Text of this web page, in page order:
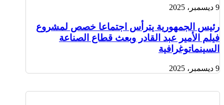
9 ديسمبر، 2025
رئيس الجمهورية يترأس اجتماعا خصص لمشروع
فيلم الأمير عبد القادر وبعث قطاع الصناعة
السينماتوغرافية
9 ديسمبر، 2025